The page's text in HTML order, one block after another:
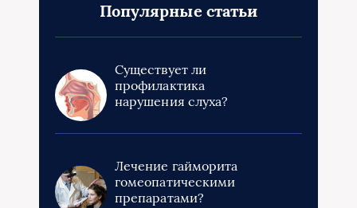
Популярные статьи
Существует ли
профилактика
нарушения слуха?
Лечение гайморита
гомеопатическими
препаратами?